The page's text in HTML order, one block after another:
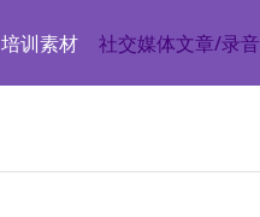
培训素材 社交媒体文章/录音